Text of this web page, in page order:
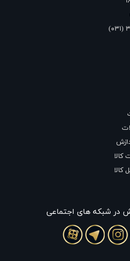
کالا
در شبکه های اجتماعی